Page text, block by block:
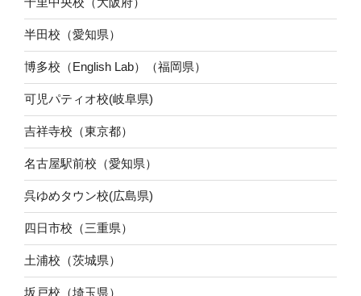
半田校（愛知県）
博多校（English Lab）（福岡県）
可児パティオ校(岐阜県)
吉祥寺校（東京都）
名古屋駅前校（愛知県）
呉ゆめタウン校(広島県)
四日市校（三重県）
土浦校（茨城県）
坂戸校（埼玉県）